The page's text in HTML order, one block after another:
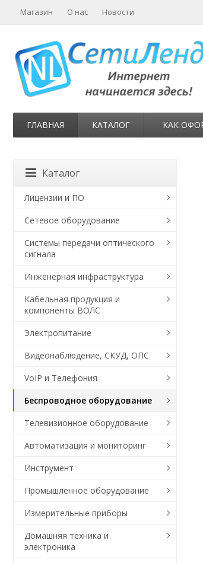
Магазин О нас Новости
ГЛАВНАЯ КАТАЛОГ КАК
Каталог
Лицензии и ПО
Сетевое оборудование
Системы передачи оптического
сигнала
Инженерная инфраструктура
Кабельная продукция и
компоненты ВОЛС
Электропитание
Видеонаблюдение, СКУД, ОПС
VoIP и Телефония
Беспроводное оборудование
Телевизионное оборудование
Автоматизация и мониторинг
Инструмент
Промышленное оборудование
Измерительные приборы
Домашняя техника и
электроника